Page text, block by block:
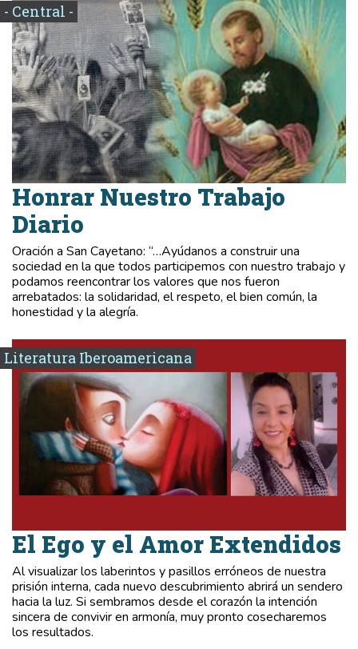
- Central -
Honrar Nuestro Trabajo
Diario
Oración a San Cayetano: “…Ayúdanos a construir una
sociedad en la que todos participemos con nuestro trabajo y
podamos reencontrar los valores que nos fueron
arrebatados: la solidaridad, el respeto, el bien común, la
honestidad y la alegría.
Literatura Iberoamericana
El Ego y el Amor Extendidos
Al visualizar los laberintos y pasillos erróneos de nuestra
prisión interna, cada nuevo descubrimiento abrirá un sendero
hacia la luz. Si sembramos desde el corazón la intención
sincera de convivir en armonía, muy pronto cosecharemos
los resultados.